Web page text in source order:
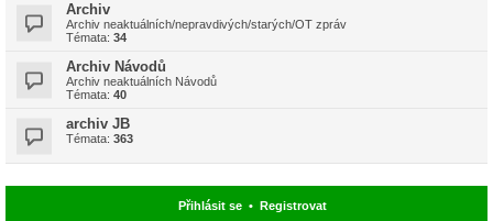
Archiv
Archiv neaktuálních/nepravdivých/starých/OT zpráv
Témata: 34
Archiv Návodů
Archiv neaktuálních Návodů
Témata: 40
archiv JB
Témata: 363
Přihlásit se• Registrovat